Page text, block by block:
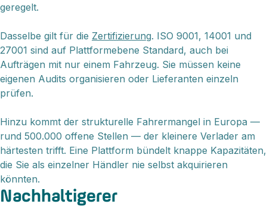
geregelt.
Dasselbe gilt für die Zertifizierung. ISO 9001, 14001 und
27001 sind auf Plattformebene Standard, auch bei
Aufträgen mit nur einem Fahrzeug. Sie müssen keine
eigenen Audits organisieren oder Lieferanten einzeln
prüfen.
Hinzu kommt der strukturelle Fahrermangel in Europa —
rund 500.000 offene Stellen — der kleinere Verlader am
härtesten trifft. Eine Plattform bündelt knappe Kapazitäten,
die Sie als einzelner Händler nie selbst akquirieren
könnten.
Nachhaltigerer